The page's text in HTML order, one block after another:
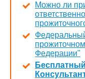
Можно ли
Федерации"